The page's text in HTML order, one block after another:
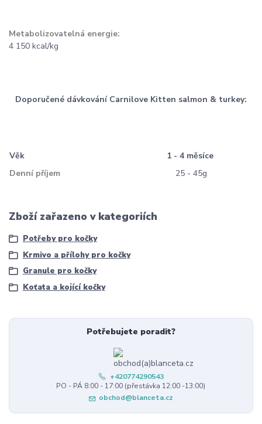
Metabolizovatelná energie:
4 150 kcal/kg
Doporučené dávkování Carnilove Kitten salmon & turkey:
Věk
1 - 4 měsíce
Denní příjem
25 - 45g
Zboží zařazeno v kategoriích
Potřeby pro kočky
Krmivo a přílohy pro kočky
Granule pro kočky
Koťata a kojící kočky
Potřebujete poradit?
+420774290543
PO - PÁ 8:00 - 17:00 (přestávka 12:00 -13:00)
obchod@blanceta.cz